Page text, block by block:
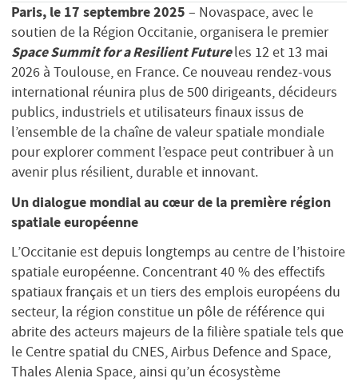
Paris, le 17 septembre 2025 – Novaspace, avec le
soutien de la Région Occitanie, organisera le premier
Space Summit for a Resilient Futureles 12 et 13 mai
2026 à Toulouse, en France. Ce nouveau rendez-vous
international réunira plus de 500 dirigeants, décideurs
publics, industriels et utilisateurs finaux issus de
l’ensemble de la chaîne de valeur spatiale mondiale
pour explorer comment l’espace peut contribuer à un
avenir plus résilient, durable et innovant.
Un dialogue mondial au cœur de la première région
spatiale européenne
L’Occitanie est depuis longtemps au centre de l’histoire
spatiale européenne. Concentrant 40 % des effectifs
spatiaux français et un tiers des emplois européens du
secteur, la région constitue un pôle de référence qui
abrite des acteurs majeurs de la filière spatiale tels que
le Centre spatial du CNES, Airbus Defence and Space,
Thales Alenia Space, ainsi qu’un écosystème